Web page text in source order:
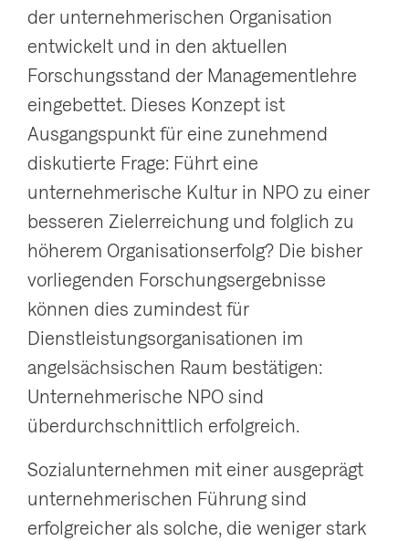
e
n
der unternehmerischen Organisation
entwickelt und in den aktuellen
Forschungsstand der Managementlehre
eingebettet. Dieses Konzept ist
Ausgangspunkt für eine zunehmend
diskutierte Frage: Führt eine
unternehmerische Kultur in NPO zu einer
besseren Zielerreichung und folglich zu
höherem Organisationserfolg? Die bisher
vorliegenden Forschungsergebnisse
können dies zumindest für
Dienstleistungsorganisationen im
angelsächsischen Raum bestätigen:
Unternehmerische NPO sind
überdurchschnittlich erfolgreich.
Sozialunternehmen mit einer ausgeprägt
unternehmerischen Führung sind
erfolgreicher als solche, die weniger stark